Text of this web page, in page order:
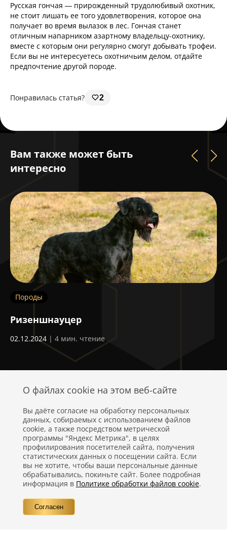
Русская гончая — прирожденный трудолюбивый охотник,
не стоит лишать ее того удовлетворения, которое она
получает во время вылазок в лес. Гончая станет
отличным напарником азартному владельцу-охотнику,
вместе с которым они регулярно смогут добывать трофеи.
Если вы не интересуетесь охотничьим делом, отдайте
предпочтение другой породе.
Понравилась статья? 2
Вам также может быть
интересно
Породы
Ризеншнауцер
02.12.2024 | 4 мин. чтение
Политика конфиденциальности
Правовая информация
Контакты
О файлах cookie на этом веб-сайте
Вы даёте согласие на обработку персональных
данных, собираемых с использованием файлов
cookie, а также посредством метрической
программы "Яндекс Метрика", в целях
профилирования посетителей сайта, получения
статистических данных о посещении сайта. Если
вы не хотите, чтобы ваши персональные данные
обрабатывались, покиньте сайт. Более подробная
информация в Политике обработки файлов cookie.
Согласен